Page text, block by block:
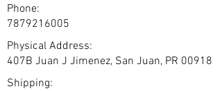
Phone:
7879216005
Physical Address:
407B Juan J Jimenez, San Juan, PR 00918
Shipping: